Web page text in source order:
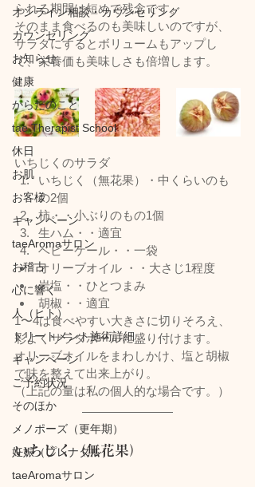
オンライン相談・カウンセリング
カウンセリング
お知らせ
健康
からだのこと
tae Therapist School
休日
お肌
お客様
キャンペーン
taeAromaサロン
お稽古
心に響く
人（ヒト）
トリートメント施術詳細
キャンペーン
ご予約状況
そのほか
メノポーズ（更年期）
妊娠（プレナタル）
taeAromaサロン
られる期間は短めで残念です。
そのまま食べるのも美味しいのですが、
サラダにするとボリュームもアップし
て、栄養価も美味しさも倍増します。
いちじくのサラダ
いちじく（無花果）・中くらいのも
の2個
柿・・小ぶりのもの1個
生ハム・・適宜
ベビーケール・・一袋
オリーブオイル ・・大さじ1程度
岩塩・・ひとつまみ
胡椒・・適宜
1〜4は食べやすい大きさに切りそろえ、
彩よくサラダボールに盛り付けます。
オリーブオイルをまわしかけ、塩と胡椒
で味を整えて出来上がり。
（上記の量は私の個人的な場合です。）
いちじく（無花果）